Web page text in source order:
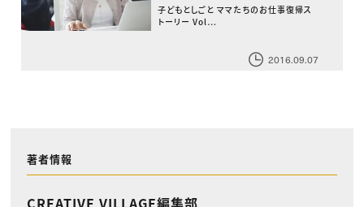
子どもとしごと ママたちのお仕事復帰ス
トーリー Vol…
2016.09.07
著者情報
CREATIVE VILLAGE編集部